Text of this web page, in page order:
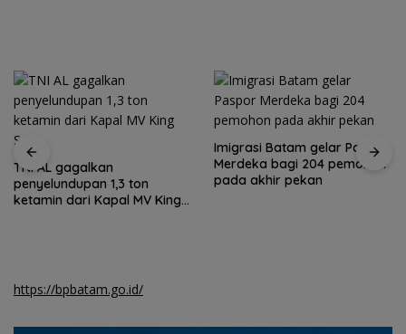
TNI AL gagalkan
penyelundupan 1,3 ton
ketamin dari Kapal MV King
Imigrasi Batam gelar Paspor
Merdeka bagi 204 pemohon
pada akhir pekan
https://bpbatam.go.id/